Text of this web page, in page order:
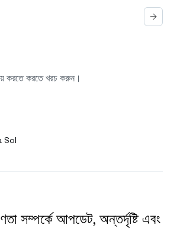
করতে করতে খরচ করুন।
Sol
সম্পর্কে আপডেট, অন্তর্দৃষ্টি এবং